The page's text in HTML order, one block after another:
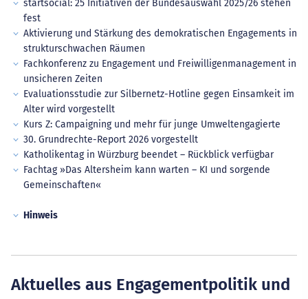
startsocial: 25 Initiativen der Bundesauswahl 2025/26 stehen
fest
Aktivierung und Stärkung des demokratischen Engagements in
strukturschwachen Räumen
Fachkonferenz zu Engagement und Freiwilligenmanagement in
unsicheren Zeiten
Evaluationsstudie zur Silbernetz-Hotline gegen Einsamkeit im
Alter wird vorgestellt
Kurs Z: Campaigning und mehr für junge Umweltengagierte
30. Grundrechte-Report 2026 vorgestellt
Katholikentag in Würzburg beendet – Rückblick verfügbar
Fachtag »Das Altersheim kann warten – KI und sorgende
Gemeinschaften«
Hinweis
Aktuelles aus Engagementpolitik und